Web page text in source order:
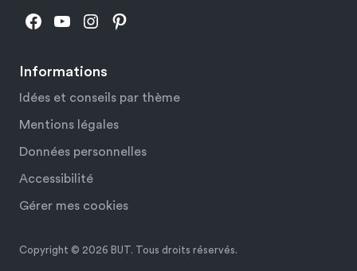
Informations
Idées et conseils par thème
Mentions légales
Données personnelles
Accessibilité
Gérer mes cookies
Facebook
YouTube
Instagram
Pinterest
Copyright © 2026 BUT. Tous droits réservés.